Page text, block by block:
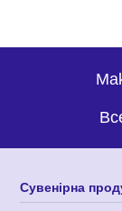
Сувенірна